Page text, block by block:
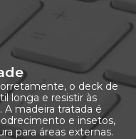
o deck de
longa e resistir às
A madeira tratada é
e insetos,
para áreas externas.